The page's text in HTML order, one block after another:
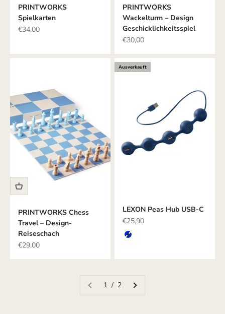
PRINTWORKS
Spielkarten
Angebot
€34,00
PRINTWORKS
Wackelturm – Design
Geschicklichkeitsspiel
Angebot
€30,00
PRINTWORKS Chess
Travel – Design-
Reiseschach
Angebot
€29,00
Ausverkauft
LEXON Peas Hub USB-C
Angebot
€25,90
Farbe
BLAU
1 / 2